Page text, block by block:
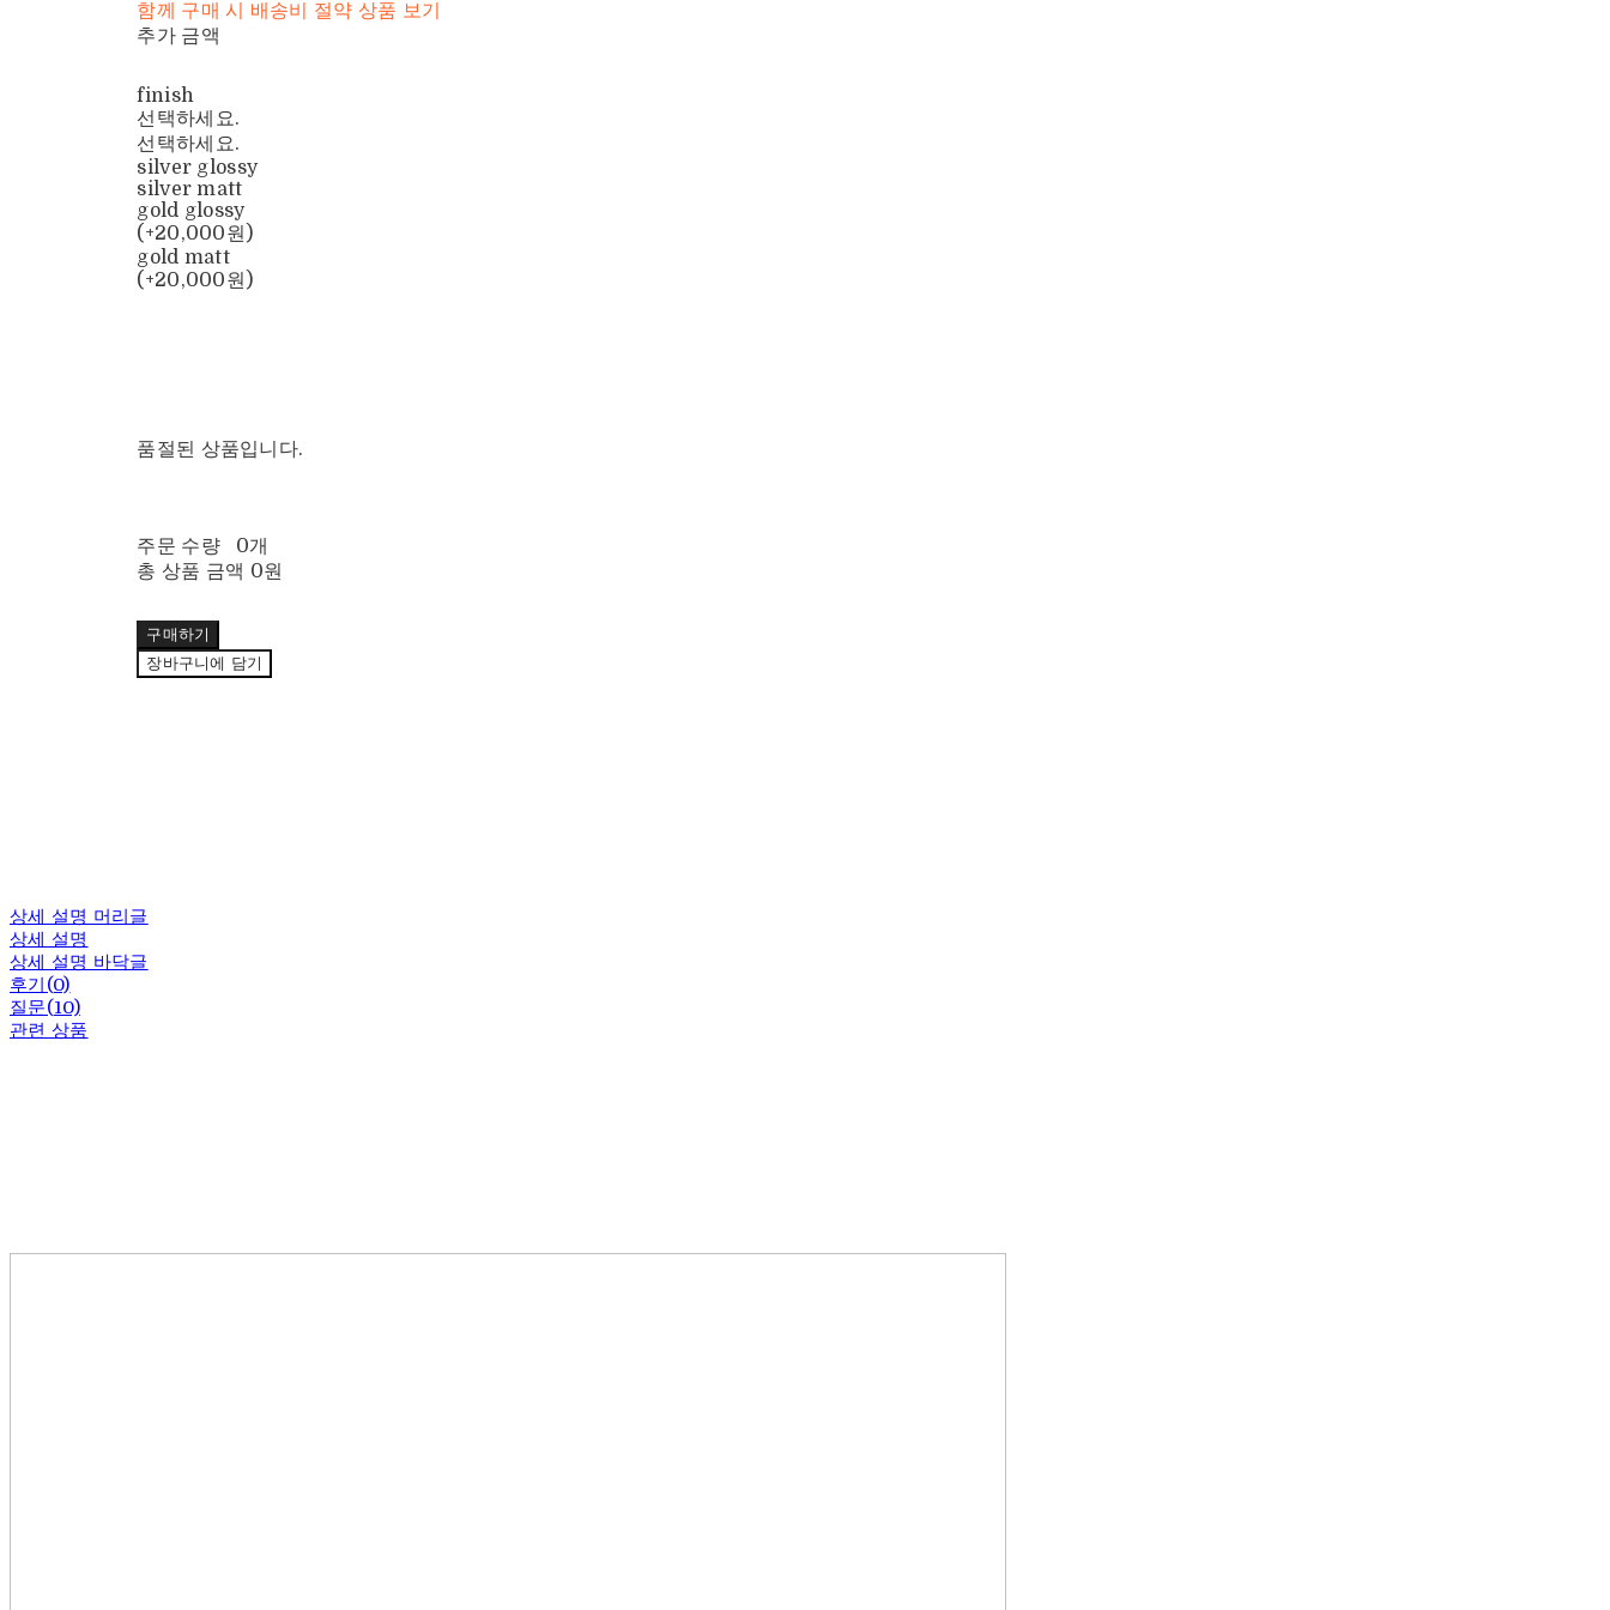
함께 구매 시 배송비 절약 상품 보기
추가 금액
finish
선택하세요.
선택하세요.
silver glossy
silver matt
gold glossy
(+20,000원)
gold matt
(+20,000원)
품절된 상품입니다.
주문 수량
0개
총 상품 금액 0원
구매하기
장바구니에 담기
상세 설명 머리글
상세 설명
상세 설명 바닥글
후기(0)
질문(10)
관련 상품